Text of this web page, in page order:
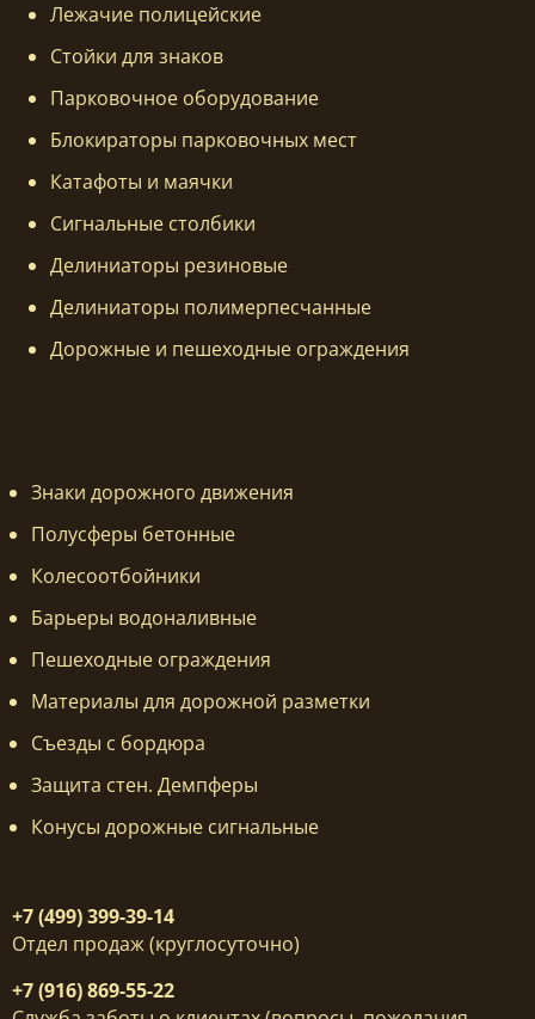
Лежачие полицейские
Стойки для знаков
Парковочное оборудование
Блокираторы парковочных мест
Катафоты и маячки
Сигнальные столбики
Делиниаторы резиновые
Делиниаторы полимерпесчанные
Дорожные и пешеходные ограждения
Знаки дорожного движения
Полусферы бетонные
Колесоотбойники
Барьеры водоналивные
Пешеходные ограждения
Материалы для дорожной разметки
Съезды с бордюра
Защита стен. Демпферы
Конусы дорожные сигнальные
+7 (499) 399-39-14
Отдел продаж (круглосуточно)
+7 (916) 869-55-22